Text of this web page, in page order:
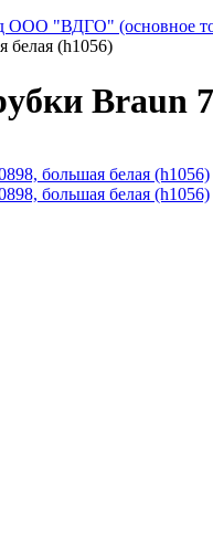
ООО "ВДГО" (основное
белая (h1056)
Braun